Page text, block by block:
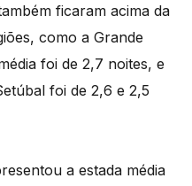
ficaram acima da
como a Grande
foi de 2,7 noites, e
foi de 2,6 e 2,5
a estada média